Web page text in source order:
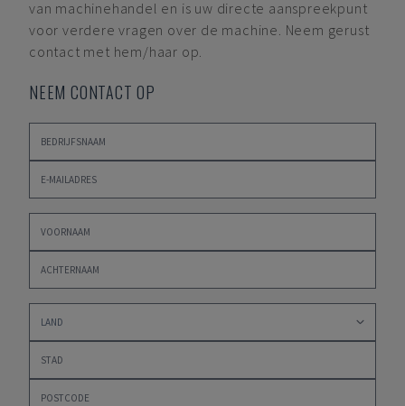
van machinehandel en is uw directe aanspreekpunt
voor verdere vragen over de machine. Neem gerust
contact met hem/haar op.
NEEM CONTACT OP